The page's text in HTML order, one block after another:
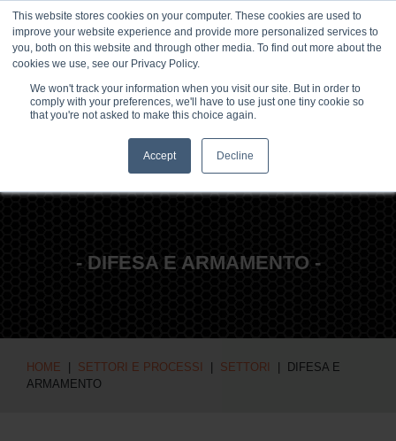
This website stores cookies on your computer. These cookies are used to
improve your website experience and provide more personalized services to
you, both on this website and through other media. To find out more about the
cookies we use, see our Privacy Policy.
We won't track your information when you visit our site. But in order to
comply with your preferences, we'll have to use just one tiny cookie so
that you're not asked to make this choice again.
Accept Decline
NOTIZIE & EVENTI CENTRO MULTIMEDIALE
LAVORA CON NOI
CONTATTO
- DIFESA E ARMAMENTO -
HOME SETTORI E PROCESSI SETTORI
| DIFESA E
ARMAMENTO